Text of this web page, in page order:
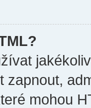
zapnout,
mohou